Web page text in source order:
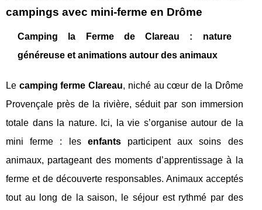
campings avec mini-ferme en Drôme
Camping la Ferme de Clareau : nature
généreuse et animations autour des animaux
Le camping ferme Clareau, niché au cœur de la Drôme
Provençale près de la rivière, séduit par son immersion
totale dans la nature. Ici, la vie s’organise autour de la
mini ferme : les enfantsparticipent aux soins des
animaux, partageant des moments d’apprentissage à la
ferme et de découverte responsables. Animaux acceptés
tout au long de la saison, le séjour est rythmé par des